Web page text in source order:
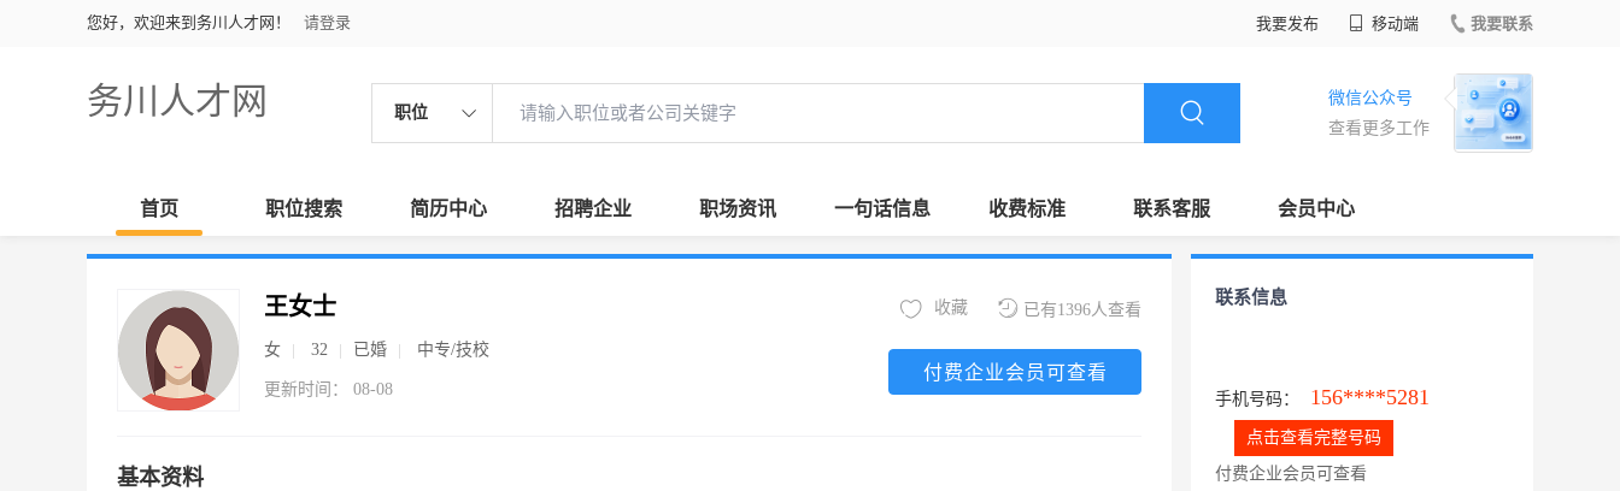
您好，欢迎来到务川人才网！ 请登录 我要发布 移动端 我要联系
务川人才网 职位
微信公众号
查看更多工作
首页 职位搜索 简历中心 招聘企业 职场资讯 一句话信息 收费标准 联系客服 会员中心
王女士
女 32 已婚 中专/技校
更新时间： 08-08
已有1396人查看
收藏
付费企业会员可查看
基本资料
联系信息
手机号码： 156****5281
点击查看完整号码
付费企业会员可查看